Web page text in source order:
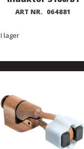
ART NR. 064881
I lager